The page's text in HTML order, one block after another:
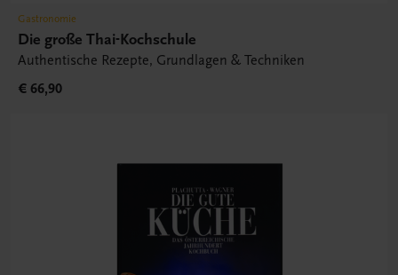
Gastronomie
Die große Thai-Kochschule
Authentische Rezepte, Grundlagen & Techniken
€ 66,90